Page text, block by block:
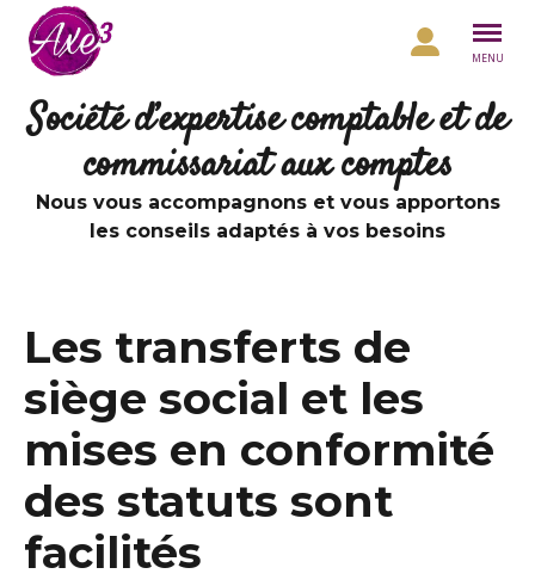
Aller au contenu
MENU
Société d’expertise comptable et de
commissariat aux comptes
Nous vous accompagnons et vous apportons
les conseils adaptés à vos besoins
Les transferts de
siège social et les
mises en conformité
des statuts sont
facilités